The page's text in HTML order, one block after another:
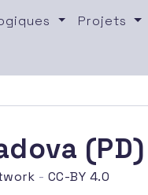
Projets
(PD)
- CC-BY 4.0